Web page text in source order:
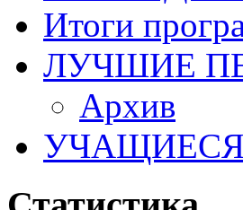
Итоги
ЛУЧШИЕ
Архив
УЧАЩИЕСЯ